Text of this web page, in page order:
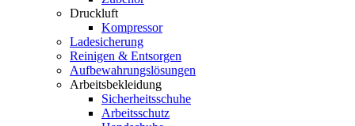
Druckluft
Kompressor
Ladesicherung
Reinigen & Entsorgen
Aufbewahrungslösungen
Arbeitsbekleidung
Sicherheitsschuhe
Arbeitsschutz